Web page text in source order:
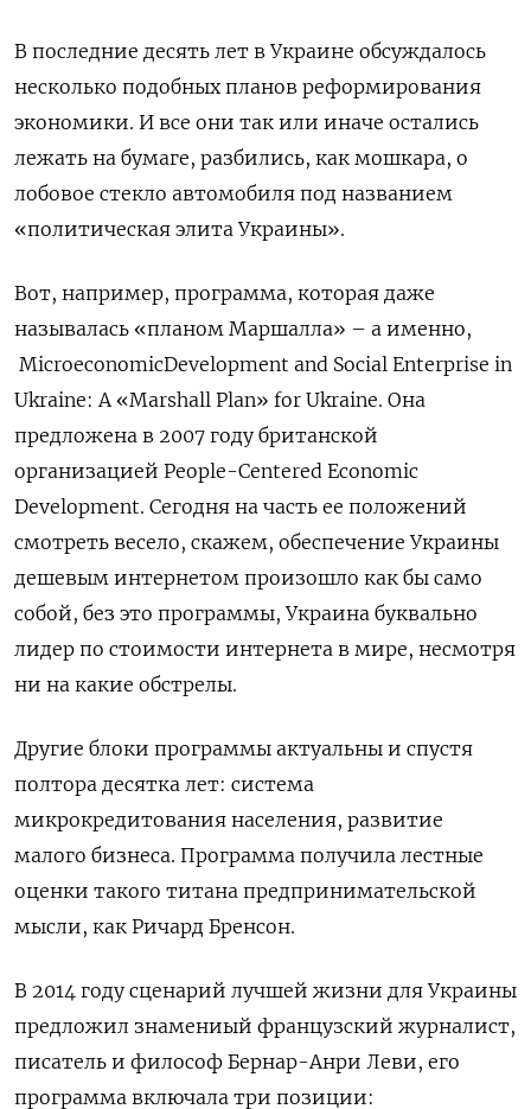
В последние десять лет в Украине обсуждалось
несколько подобных планов реформирования
экономики. И все они так или иначе остались
лежать на бумаге, разбились, как мошкара, о
лобовое стекло автомобиля под названием
«политическая элита Украины».
Вот, например, программа, которая даже
называлась «планом Маршалла» – а именно,
MicroeconomicDevelopment and Social Enterprise in
Ukraine: A «Marshall Plan» for Ukraine. Она
предложена в 2007 году британской
организацией People-Centered Economic
Development. Сегодня на часть ее положений
смотреть весело, скажем, обеспечение Украины
дешевым интернетом произошло как бы само
собой, без это программы, Украина буквально
лидер по стоимости интернета в мире, несмотря
ни на какие обстрелы.
Другие блоки программы актуальны и спустя
полтора десятка лет: система
микрокредитования населения, развитие
малого бизнеса. Программа получила лестные
оценки такого титана предпринимательской
мысли, как Ричард Бренсон.
В 2014 году сценарий лучшей жизни для Украины
предложил знамениый французский журналист,
писатель и философ Бернар-Анри Леви, его
программа включала три позиции: